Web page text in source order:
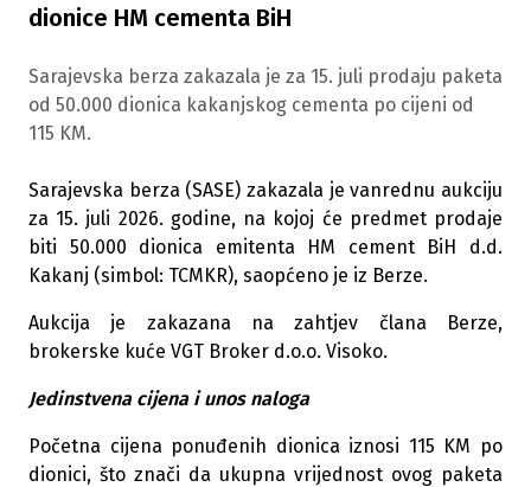
dionice HM cementa BiH
Sarajevska berza zakazala je za 15. juli prodaju paketa
od 50.000 dionica kakanjskog cementa po cijeni od
115 KM.
Sarajevska berza (SASE) zakazala je vanrednu aukciju
za 15. juli 2026. godine, na kojoj će predmet prodaje
biti 50.000 dionica emitenta HM cement BiH d.d.
Kakanj (simbol: TCMKR), saopćeno je iz Berze.
Aukcija je zakazana na zahtjev člana Berze,
brokerske kuće VGT Broker d.o.o. Visoko.
Jedinstvena cijena i unos naloga
Početna cijena ponuđenih dionica iznosi 115 KM po
dionici, što znači da ukupna vrijednost ovog paketa